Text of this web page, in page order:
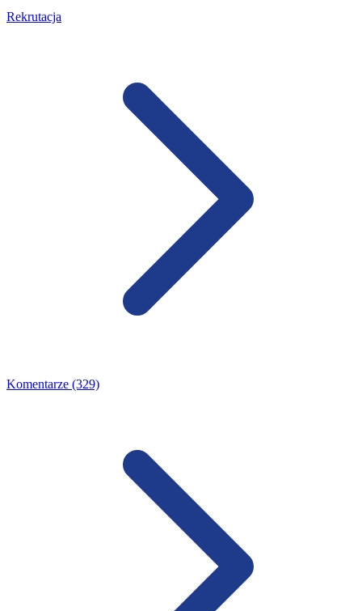
Rekrutacja
Komentarze (329)